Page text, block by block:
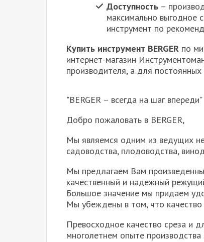
Доступность –
максимально выгодное
инструмент по
Купить инструмент BERGER по
интернет-магазин
производителя, а для
"BERGER – всегда на шаг впереди"
Добро пожаловать в BERGER,
Мы являемся одним из ведущих
садоводства, плодоводства,
Мы предлагаем Вам
качественный и надежный
Большое значение мы придаем
Мы убеждены в том, что качество
Превосходное качество среза и
многолетнем опыте